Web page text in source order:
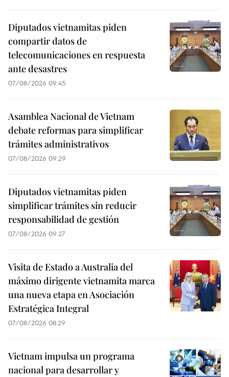
Diputados vietnamitas piden
compartir datos de
telecomunicaciones en respuesta
ante desastres
07/08/2026 09:45
Asamblea Nacional de Vietnam
debate reformas para simplificar
trámites administrativos
07/08/2026 09:29
Diputados vietnamitas piden
simplificar trámites sin reducir
responsabilidad de gestión
07/08/2026 09:27
Visita de Estado a Australia del
máximo dirigente vietnamita marca
una nueva etapa en Asociación
Estratégica Integral
07/08/2026 08:29
Vietnam impulsa un programa
nacional para desarrollar y